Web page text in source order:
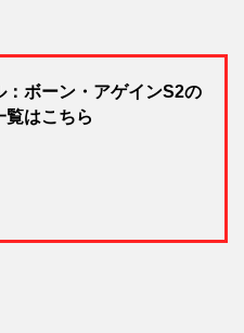
：ボーン・アゲインS2の
覧はこちら